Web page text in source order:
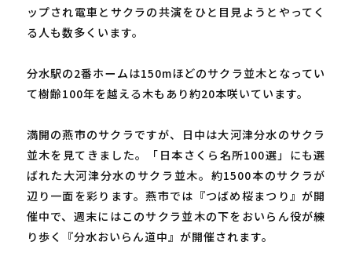
ップされ電車とサクラの共演をひと目見ようとやってく
る人も数多くいます。
分水駅の2番ホームは150mほどのサクラ並木となってい
て樹齢100年を越える木もあり約20本咲いています。
満開の燕市のサクラですが、日中は大河津分水のサクラ
並木を見てきました。「日本さくら名所100選」にも選
ばれた大河津分水のサクラ並木。約1500本のサクラが
辺り一面を彩ります。燕市では『つばめ桜まつり』が開
催中で、週末にはこのサクラ並木の下をおいらん役が練
り歩く『分水おいらん道中』が開催されます。